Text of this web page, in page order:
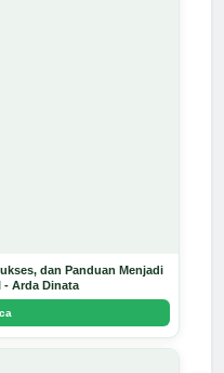
dan Panduan Menjadi
- Arda Dinata